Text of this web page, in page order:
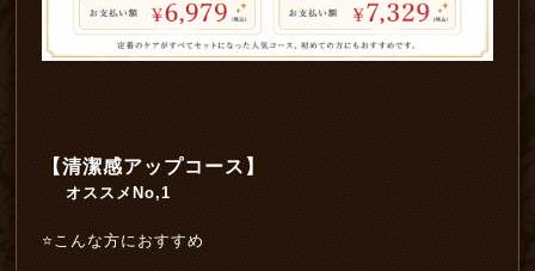
【清潔感アップコース 】
オススメNo,1
⭐️こんな方におすすめ